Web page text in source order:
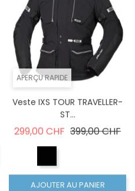
APERÇU RAPIDE
Veste IXS TOUR TRAVELLER-
ST...
299,00 CHF Prix de base
399,00 CHF
AJOUTER AU PANIER